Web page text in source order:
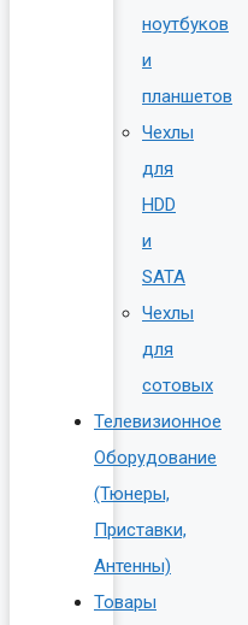
ноутбуков
и
планшетов
Чехлы
для
HDD
и
SATA
Чехлы
для
сотовых
Телевизионное
Оборудование
(Тюнеры,
Приставки,
Антенны)
Товары